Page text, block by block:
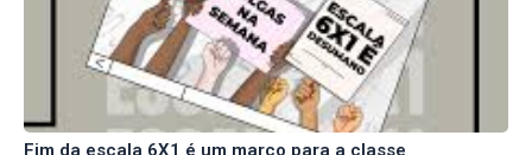
Fim da escala 6X1 é um marco para a classe